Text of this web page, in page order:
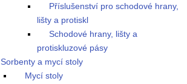
Příslušenství pro schodové hrany,
lišty a protiskl
Schodové hrany, lišty a
protiskluzové pásy
Sorbenty a mycí stoly
Mycí stoly